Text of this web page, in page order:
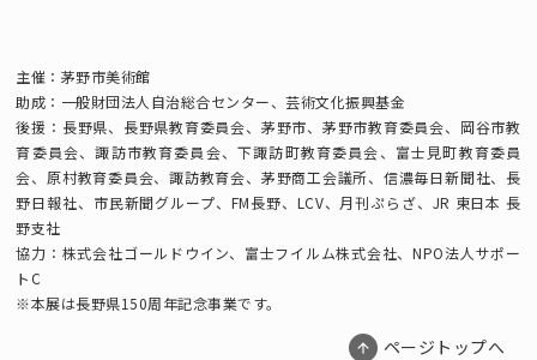
主催：茅野市美術館
助成：一般財団法人自治総合センター、芸術文化振興基金
後援：長野県、長野県教育委員会、茅野市、茅野市教育委員会、岡谷市教
育委員会、諏訪市教育委員会、下諏訪町教育委員会、富士見町教育委員
会、原村教育委員会、諏訪教育会、茅野商工会議所、信濃毎日新聞社、長
野日報社、市民新聞グループ、FM長野、LCV、月刊ぷらざ、JR 東日本 長
野支社
協力：株式会社ゴールドウイン、富士フイルム株式会社、NPO法人サポー
トC
※本展は長野県150周年記念事業です。
arrow_upward ページトップへ